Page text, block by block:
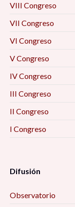
VIII Congreso
VII Congreso
VI Congreso
V Congreso
IV Congreso
III Congreso
II Congreso
I Congreso
Difusión
Observatorio